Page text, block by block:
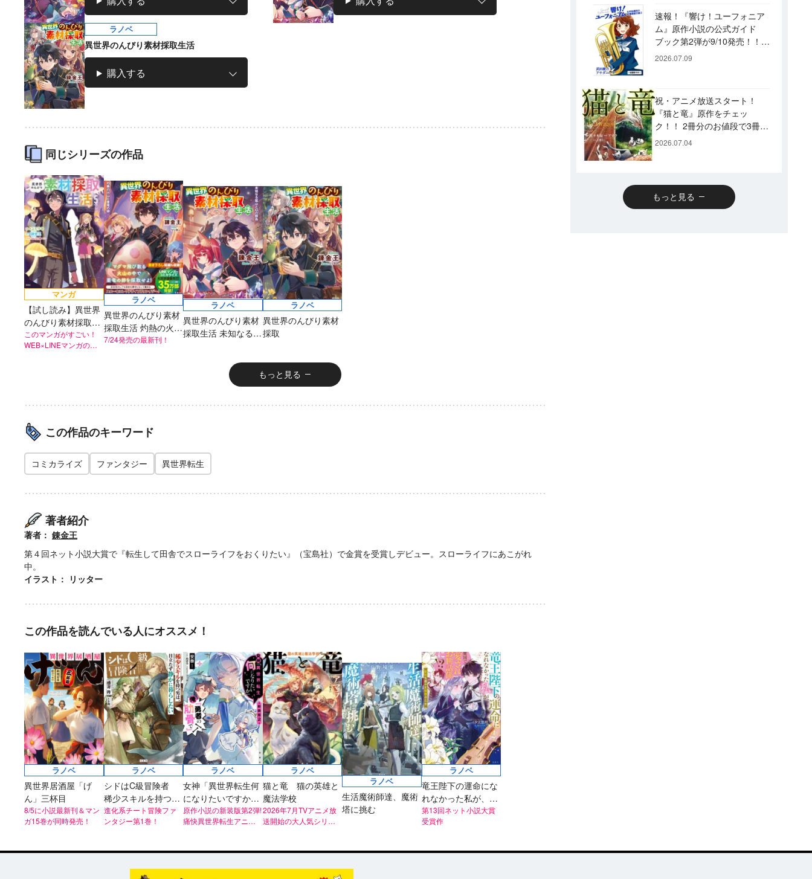
ラノベ
魔法少女育成計画
2026年秋、TVアニ
メ『魔法少女育成計
画restart』放送決
定！
マンガ
愛蔵版 花ぶらん
こゆれて
太刀掛秀子の名作が
紙で復刊！
マンガ
タジー、最終第10巻
上下巻ともに好評発
売中！
ラノベ
異世界のんびり素材採取生活
購入する
同じシリーズの作品
マンガ
【試し読み】異世界
のんびり素材採取生
活
このマンガがすごい！
WEB×LINEマンガの人
ラノベ
異世界のんびり素材
採取生活 灼熱の火山
と亜竜の卵
7/24発売の最新刊！
ラノベ
異世界のんびり素材
採取生活 未知なる鉱
ラノベ
異世界のんびり素材
採取
もっと見る
この作品のキーワード
コミカライズ ファンタジー 異世界転生
著者紹介
著者： 錬金王
第４回ネット小説大賞で『転生して田舎でスローライフをおくりたい』（宝島社）で金賞を受賞しデビュー。スローライフにあこがれ
中。
イラスト： リッター
この作品を読んでいる人にオススメ！
ラノベ
異世界居酒屋「げ
ん」三杯目
8/5に小説最新刊＆マン
ガ15巻が同時発売！
ラノベ
シドはC級冒険者
稀少スキルを持つ男
は、目立たず静かに
暮らしたい
進化系チート冒険ファ
ンタジー第1巻！
ラノベ
女神「異世界転生何
になりたいですか」
俺「勇者の肋骨で」
新装版2
原作小説の新装版第2弾!
痛快異世界転生アニメ
ラノベ
猫と竜 猫の英雄と
魔法学校
2026年7月TVアニメ放
送開始の大人気シリー
ラノベ
生活魔術師達、魔術
塔に挑む
ラノベ
竜王陛下の運命にな
れなかった私が、魔
国で愛されお世話係
に!? 聖花を癒やす弦
第13回ネット小説大賞
受賞作
速報！『響け！ユーフォニア
ム』原作小説の公式ガイド
ブック第2弾が9/10発売！！
久美子たちが引退した後の書
2026.07.09
祝・アニメ放送スタート！
『猫と竜』原作をチェッ
ク！！ 2冊分のお値段で3冊読
めるスペシャルプライスパッ
2026.07.04
もっと見る